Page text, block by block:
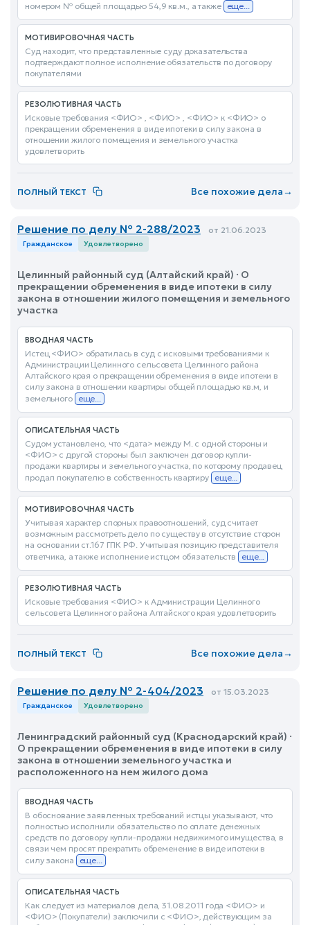
номером № общей площадью 54,9 кв.м., а также еще...
МОТИВИРОВОЧНАЯ ЧАСТЬ
Суд находит, что представленные суду доказательства
подтверждают полное исполнение обязательств по договору
покупателями
РЕЗОЛЮТИВНАЯ ЧАСТЬ
Исковые требования <ФИО> , <ФИО> , <ФИО> к <ФИО> о
прекращении обременения в виде ипотеки в силу закона в
отношении жилого помещения и земельного участка
удовлетворить
ПОЛНЫЙ ТЕКСТ Все похожие дела→
Решение по делу № 2-288/2023 от 21.06.2023
Гражданское Удовлетворено
Целинный районный суд (Алтайский край) · О
прекращении обременения в виде ипотеки в силу
закона в отношении жилого помещения и земельного
участка
ВВОДНАЯ ЧАСТЬ
Истец <ФИО> обратилась в суд с исковыми требованиями к
Администрации Целинного сельсовета Целинного района
Алтайского края о прекращении обременения в виде ипотеки в
силу закона в отношении квартиры общей площадью кв.м, и
земельного еще...
ОПИСАТЕЛЬНАЯ ЧАСТЬ
Судом установлено, что <дата> между М. с одной стороны и
<ФИО> с другой стороны был заключен договор купли-
продажи квартиры и земельного участка, по которому продавец
продал покупателю в собственность квартиру еще...
МОТИВИРОВОЧНАЯ ЧАСТЬ
Учитывая характер спорных правоотношений, суд считает
возможным рассмотреть дело по существу в отсутствие сторон
на основании ст.167 ГПК РФ. Учитывая позицию представителя
ответчика, а также исполнение истцом обязательств
еще...
РЕЗОЛЮТИВНАЯ ЧАСТЬ
Исковые требования <ФИО> к Администрации Целинного
сельсовета Целинного района Алтайского края удовлетворить
ПОЛНЫЙ ТЕКСТ Все похожие дела→
Решение по делу № 2-404/2023 от 15.03.2023
Гражданское Удовлетворено
Ленинградский районный суд (Краснодарский край) ·
О прекращении обременения в виде ипотеки в силу
закона в отношении земельного участка и
расположенного на нем жилого дома
ВВОДНАЯ ЧАСТЬ
В обоснование заявленных требований истцы указывают, что
полностью исполнили обязательство по оплате денежных
средств по договору купли-продажи недвижимого имущества, в
связи чем просят прекратить обременение в виде ипотеки в
силу закона
еще...
ОПИСАТЕЛЬНАЯ ЧАСТЬ
Как следует из материалов дела, 31.08.2011 года <ФИО> и
<ФИО> (Покупатели) заключили с <ФИО>, действующим за